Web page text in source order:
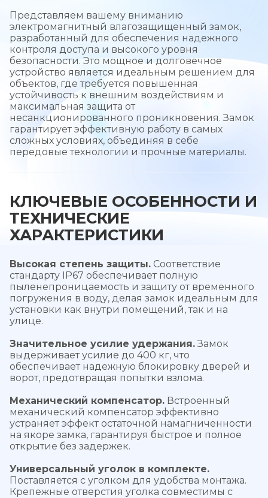
Представляем вашему вниманию
электромагнитный влагозащищенный замок,
разработанный для обеспечения надежного
контроля доступа и высокого уровня
безопасности. Это мощное и долговечное
устройство является идеальным решением для
объектов, где требуется повышенная
устойчивость к внешним воздействиям и
максимальная защита от
несанкционированного проникновения. Замок
гарантирует эффективную работу в самых
сложных условиях, объединяя в себе
передовые технологии и прочные материалы.
КЛЮЧЕВЫЕ ОСОБЕННОСТИ И
ТЕХНИЧЕСКИЕ
ХАРАКТЕРИСТИКИ
Высокая степень защиты. Соответствие
стандарту IP67 обеспечивает полную
пыленепроницаемость и защиту от временного
погружения в воду, делая замок идеальным для
установки как внутри помещений, так и на
улице.
Значительное усилие удержания.Замок
выдерживает усилие до 400 кг, что
обеспечивает надежную блокировку дверей и
ворот, предотвращая попытки взлома.
Механический компенсатор. Встроенный
механический компенсатор эффективно
устраняет эффект остаточной намагниченности
на якоре замка, гарантируя быстрое и полное
открытие без задержек.
Универсальный уголок в комплекте.
Поставляется с уголком для удобства монтажа.
Крепежные отверстия уголка совместимы с